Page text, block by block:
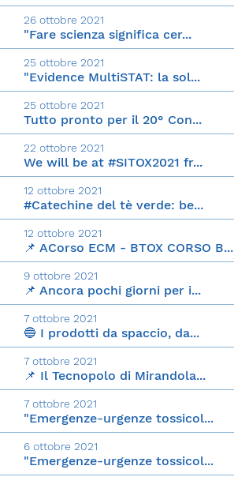
26 ottobre 2021
"Fare scienza significa cer...
25 ottobre 2021
"Evidence MultiSTAT: la sol...
25 ottobre 2021
Tutto pronto per il 20° Con...
22 ottobre 2021
We will be at #SITOX2021 fr...
12 ottobre 2021
#Catechine del tè verde: be...
12 ottobre 2021
📌 ACorso ECM - BTOX CORSO B...
9 ottobre 2021
📌 Ancora pochi giorni per i...
7 ottobre 2021
🔵 I prodotti da spaccio, da...
7 ottobre 2021
📌 Il Tecnopolo di Mirandola...
7 ottobre 2021
"Emergenze-urgenze tossicol...
6 ottobre 2021
"Emergenze-urgenze tossicol...